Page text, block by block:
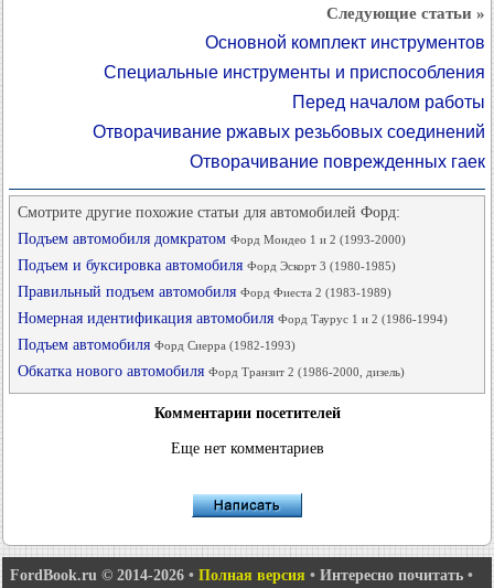
Следующие статьи »
Основной комплект инструментов
Специальные инструменты и приспособления
Перед началом работы
Отворачивание ржавых резьбовых соединений
Отворачивание поврежденных гаек
Смотрите другие похожие статьи для автомобилей Форд:
Подъем автомобиля домкратом Форд Мондео 1 и 2 (1993-2000)
Подъем и буксировка автомобиля Форд Эскорт 3 (1980-1985)
Правильный подъем автомобиля Форд Фиеста 2 (1983-1989)
Номерная идентификация автомобиля Форд Таурус 1 и 2 (1986-1994)
Подъем автомобиля Форд Сиерра (1982-1993)
Обкатка нового автомобиля Форд Транзит 2 (1986-2000, дизель)
Комментарии посетителей
Еще нет комментариев
FordBook.ru © 2014-2026 • Полная версия • Интересно почитать •